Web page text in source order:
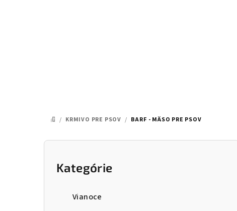
DOMOV
/ KRMIVO PRE PSOV / BARF - MÄSO PRE PSOV
B
Preskočiť
kategórie
Kategórie
Vianoce